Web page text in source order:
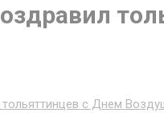
тольяттинцев с Днем